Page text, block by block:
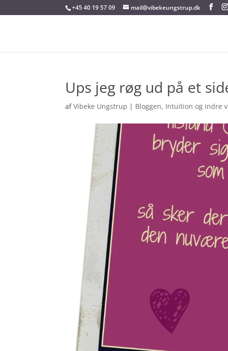
+45 40 19 57 09 mail@vibekeungstrup.dk
Ups jeg røg ud på et
afVibeke Ungstrup | Bloggen, Intuition og indre